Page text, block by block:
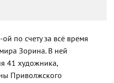
по счету за всё время
Зорина. В ней
41 художника,
Приволжского